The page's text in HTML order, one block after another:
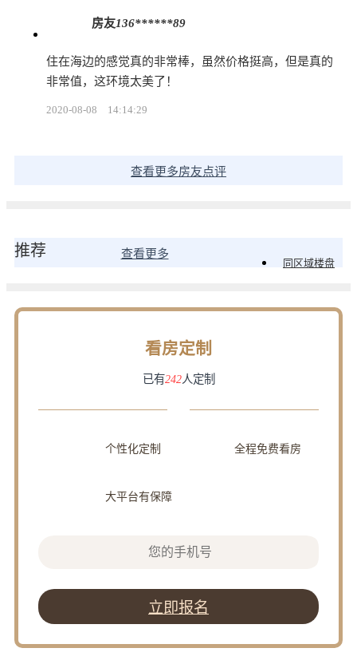
房友136******89
住在海边的感觉真的非常棒，虽然价格挺高，但是真的
非常值，这环境太美了！
2020-08-08 14:14:29
查看更多房友点评
推荐
同区域楼盘
查看更多
看房定制
已有242人定制
个性化定制 全程免费看房
大平台有保障
立即报名